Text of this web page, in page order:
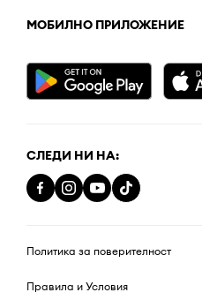
МОБИЛНО ПРИЛОЖЕНИЕ
СЛЕДИ НИ НА:
Политика за поверителност
Правила и Условия